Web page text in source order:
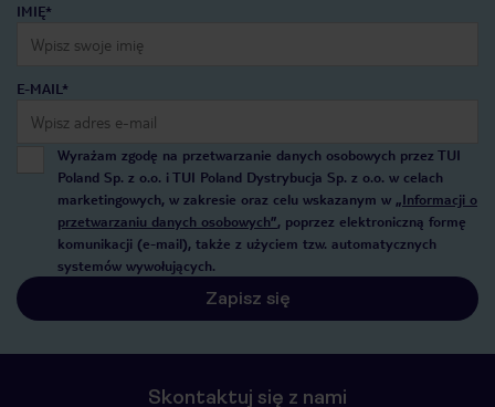
IMIĘ*
E-MAIL*
Wyrażam zgodę na przetwarzanie danych osobowych przez TUI
Poland Sp. z o.o. i TUI Poland Dystrybucja Sp. z o.o. w celach
marketingowych, w zakresie oraz celu wskazanym w „Informacji o
przetwarzaniu danych osobowych”, poprzez elektroniczną formę
komunikacji (e-mail), także z użyciem tzw. automatycznych
systemów wywołujących.
Zapisz się
Skontaktuj się z nami